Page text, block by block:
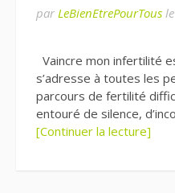
par LeBienEtrePourTous le
Vaincre mon infertilité
s’adresse à toutes les
parcours de fertilité
entouré de silence,
[Continuer la lecture]